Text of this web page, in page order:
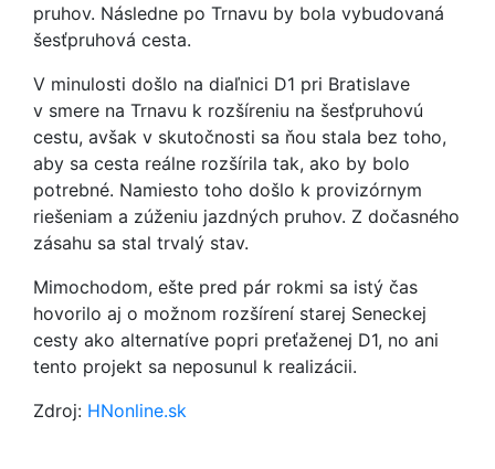
pruhov. Následne po Trnavu by bola vybudovaná
šesťpruhová cesta.
V minulosti došlo na diaľnici D1 pri Bratislave
v smere na Trnavu k rozšíreniu na šesťpruhovú
cestu, avšak v skutočnosti sa ňou stala bez toho,
aby sa cesta reálne rozšírila tak, ako by bolo
potrebné. Namiesto toho došlo k provizórnym
riešeniam a zúženiu jazdných pruhov. Z dočasného
zásahu sa stal trvalý stav.
Mimochodom, ešte pred pár rokmi sa istý čas
hovorilo aj o možnom rozšírení starej Seneckej
cesty ako alternatíve popri preťaženej D1, no ani
tento projekt sa neposunul k realizácii.
Zdroj: HNonline.sk